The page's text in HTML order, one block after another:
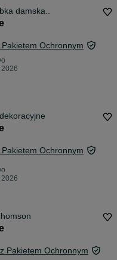
damska..
Pakietem Ochronnym
Pakietem Ochronnym
Pakietem Ochronnym